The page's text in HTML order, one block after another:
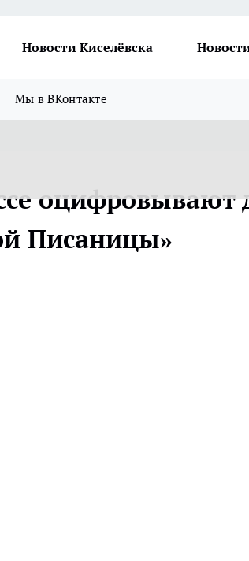
Новости Киселёвска
Мы в ВКонтакте
оцифровывают
Писаницы»